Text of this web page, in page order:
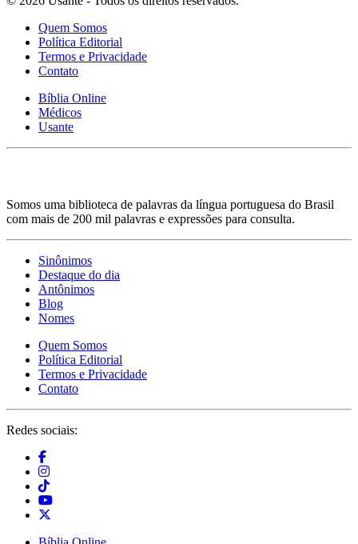
Quem Somos
Política Editorial
Termos e Privacidade
Contato
Bíblia Online
Médicos
Usante
Somos uma biblioteca de palavras da língua portuguesa do Brasil
com mais de 200 mil palavras e expressões para consulta.
Sinônimos
Destaque do dia
Antônimos
Blog
Nomes
Quem Somos
Política Editorial
Termos e Privacidade
Contato
Redes sociais: